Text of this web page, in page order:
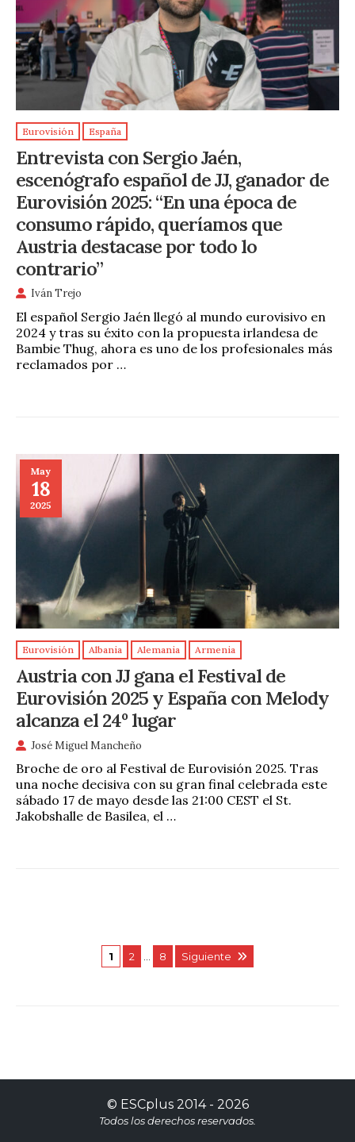
Eurovisión España
Entrevista con Sergio Jaén,
escenógrafo español de JJ, ganador de
Eurovisión 2025: “En una época de
consumo rápido, queríamos que
Austria destacase por todo lo
contrario”
Iván Trejo
El español Sergio Jaén llegó al mundo eurovisivo en
2024 y tras su éxito con la propuesta irlandesa de
Bambie Thug, ahora es uno de los profesionales más
reclamados por …
May
18
2025
Eurovisión Albania Alemania Armenia
Austria con JJ gana el Festival de
Eurovisión 2025 y España con Melody
alcanza el 24º lugar
José Miguel Mancheño
Broche de oro al Festival de Eurovisión 2025. Tras
una noche decisiva con su gran final celebrada este
sábado 17 de mayo desde las 21:00 CEST el St.
Jakobshalle de Basilea, el …
1 2 8 Siguiente
© ESCplus2014 - 2026
Todos los derechos reservados.